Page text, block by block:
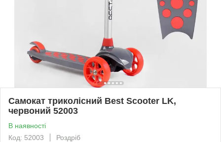
Самокат триколісний Best Scooter LK,
червоний 52003
В наявності
Код: 52003
Роздріб